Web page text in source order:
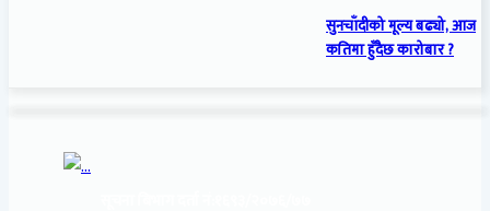
सुनचाँदीको मूल्य बढ्यो, आज
कतिमा हुँदैछ कारोबार ?